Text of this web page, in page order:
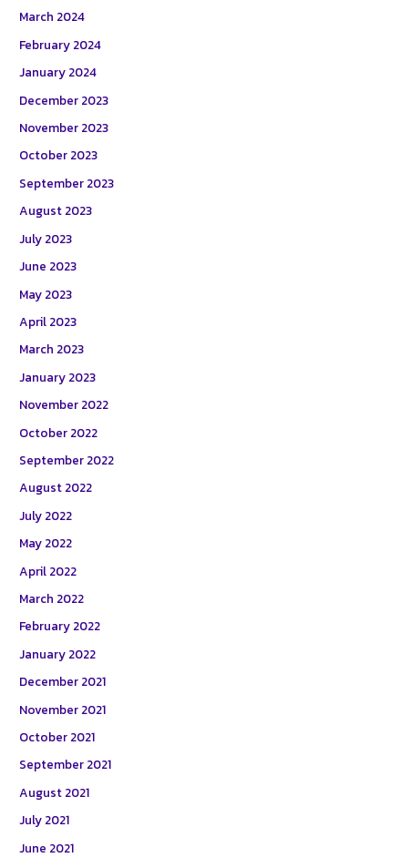
March 2024
February 2024
January 2024
December 2023
November 2023
October 2023
September 2023
August 2023
July 2023
June 2023
May 2023
April 2023
March 2023
January 2023
November 2022
October 2022
September 2022
August 2022
July 2022
May 2022
April 2022
March 2022
February 2022
January 2022
December 2021
November 2021
October 2021
September 2021
August 2021
July 2021
June 2021